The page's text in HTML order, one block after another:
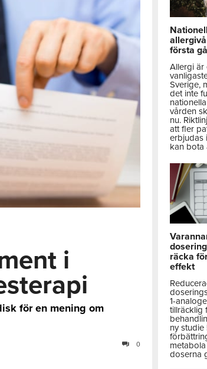
i
för en mening om
0
första
Allergi är
Sverige,
det inte
vården
nu.
att fler
erbjudas
kan bota
räcka
effekt
1-
tillräcklig
ny
doserna